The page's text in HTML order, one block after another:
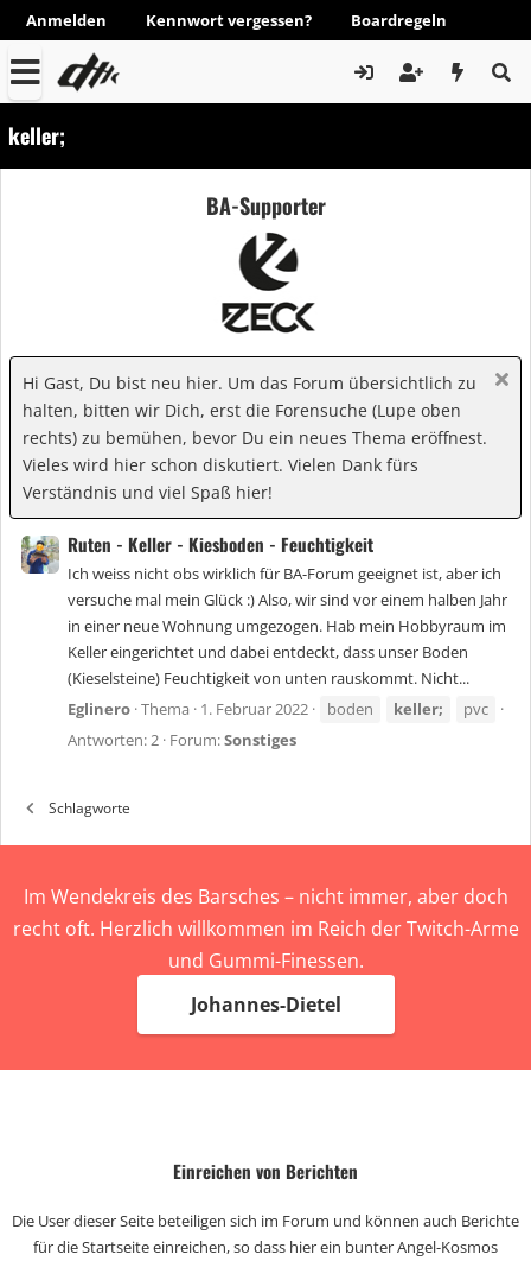
Anmelden Kennwort vergessen? Boardregeln
keller;
BA-Supporter
Hi Gast, Du bist neu hier. Um das Forum übersichtlich zu
halten, bitten wir Dich, erst die Forensuche (Lupe oben
rechts) zu bemühen, bevor Du ein neues Thema eröffnest.
Vieles wird hier schon diskutiert. Vielen Dank fürs
Verständnis und viel Spaß hier!
Ruten - Keller - Kiesboden - Feuchtigkeit
Ich weiss nicht obs wirklich für BA-Forum geeignet ist, aber ich
versuche mal mein Glück :) Also, wir sind vor einem halben Jahr
in einer neue Wohnung umgezogen. Hab mein Hobbyraum im
Keller eingerichtet und dabei entdeckt, dass unser Boden
(Kieselsteine) Feuchtigkeit von unten rauskommt. Nicht...
Eglinero Thema 1. Februar 2022 boden keller;
pvc
Antworten: 2 Forum:Sonstiges
Schlagworte
Im Wendekreis des Barsches – nicht immer, aber doch
recht oft. Herzlich willkommen im Reich der Twitch-Arme
und Gummi-Finessen.
Johannes-Dietel
Einreichen von Berichten
Die User dieser Seite beteiligen sich im Forum und können auch Berichte
für die Startseite einreichen, so dass hier ein bunter Angel-Kosmos